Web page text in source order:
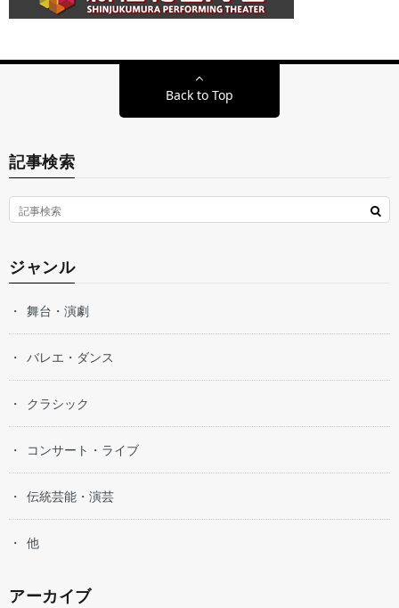
Back to Top
記事検索
ジャンル
舞台・演劇
バレエ・ダンス
クラシック
コンサート・ライブ
伝統芸能・演芸
他
アーカイブ